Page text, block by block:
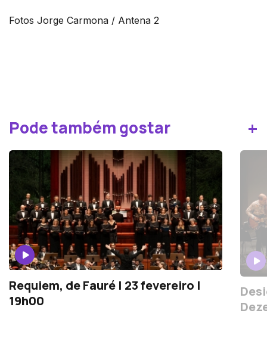
Fotos Jorge Carmona / Antena 2
Pode também gostar +
Requiem, de Fauré | 23 fevereiro |
19h00